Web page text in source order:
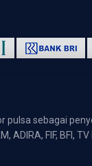
pulsa sebagai
ADIRA, FIF,